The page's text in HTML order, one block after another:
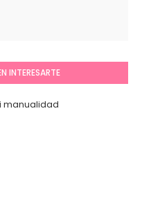
INTERESARTE
manualidad